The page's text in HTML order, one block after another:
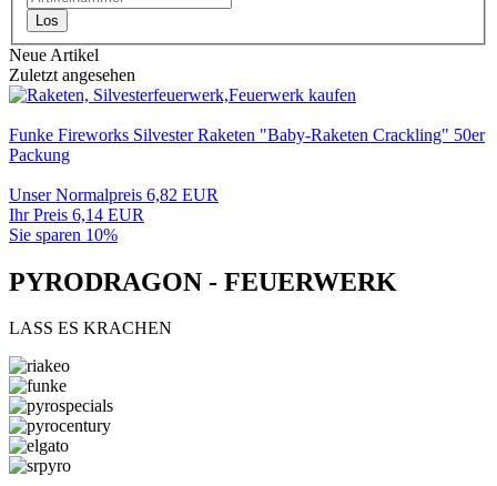
Los
Neue Artikel
Zuletzt angesehen
Funke Fireworks Silvester Raketen "Baby-Raketen Crackling" 50er
Packung
Unser Normalpreis 6,82 EUR
Ihr Preis 6,14 EUR
Sie sparen 10%
PYRODRAGON - FEUERWERK
LASS ES KRACHEN